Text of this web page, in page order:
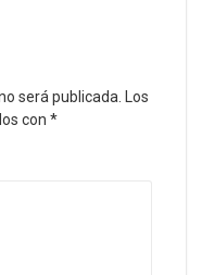
será publicada.
Los
con *